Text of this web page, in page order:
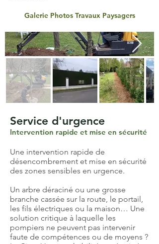
Galerie Photos Travaux Paysagers
Service d'urgence
Intervention rapide et mise en sécurité
Une intervention rapide de
désencombrement et mise en sécurité
des zones sensibles en urgence.
Un arbre déraciné ou une grosse
branche cassée sur la route, le portail,
les fils électriques ou la maison… Une
solution critique à laquelle les
pompiers ne peuvent pas intervenir
faute de compétences ou de moyens ?